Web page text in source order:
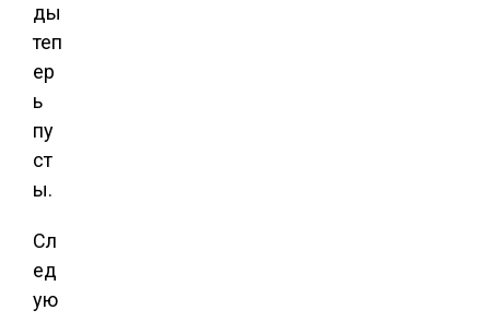
ды
теп
ер
ь
пу
ст
ы.
Сл
ед
ую